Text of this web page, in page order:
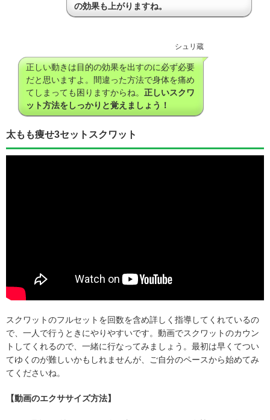
の効果も上がりますね。
シュリ蔵
正しい動きは目的の効果を出すのに必ず必要
だと思いますよ。間違った方法で身体を痛め
てしまっても困りますからね。 正しいスクワ
ット方法をしっかりと覚えましょう！
太もも痩せ3セットスクワット
スクワットのフルセットを回数を含め詳しく指導してくれているの
で、一人で行うときにやりやすいです。動画でスクワットのカウン
トしてくれるので、一緒に行なってみましょう。最初は早くてつい
てゆくのが難しいかもしれませんが、ご自分のペースから始めてみ
てくださいね。
【動画のエクササイズ方法】